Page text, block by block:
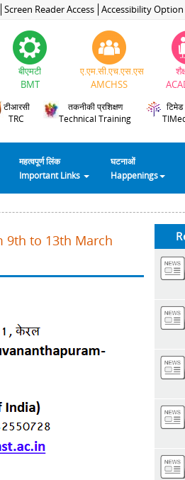
Screen Reader Access Accessibility Option
बीएमटी
BMT
ए.एम.सी.एच.एस.एस
AMCHSS
टीआरसी
TRC
तकनीकी प्रशिक्षण
Technical Training
टिमेड
महत्वपूर्ण लिंक
Important Links
घटनाओं
Happenings
9th to 13th March